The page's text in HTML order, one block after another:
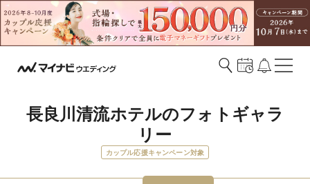
長良川清流ホテルのフォトギャラ
リー
カップル応援キャンペーン対象